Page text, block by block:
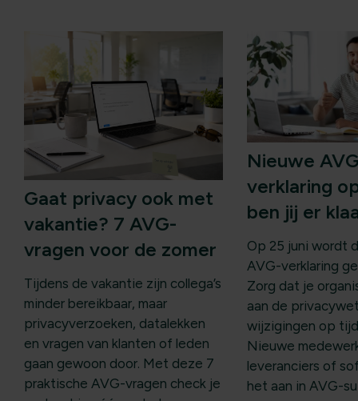
Gaat privacy ook met
vakantie? 7 AVG-
vragen voor de zomer
Tijdens de vakantie zijn collega’s
minder bereikbaar, maar
privacyverzoeken, datalekken
en vragen van klanten of leden
gaan gewoon door. Met deze 7
praktische AVG-vragen check je
Nieuwe
verklaring
ben jij er
Op 25 juni wordt
AVG-verklaring
Zorg dat je
aan de
wijzigingen op
Nieuwe
leveranciers of
het aan in AVG-